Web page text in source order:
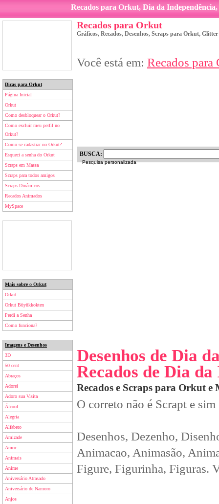
Recados para Orkut, Dia da Independência,
Dicas para Orkut
Página Inicial
Orkut
Como desbloquear o Orkut?
Como excluir meu perfil no
Orkut?
Como se cadastrar no Orkut?
Esqueci a senha do Orkut
Scraps em Massa
Scraps para todos amigos
Scraps Dinâmicos
Recados Animados
MySpace
Mais sobre o Orkut
Orkut
Orkut Büyükkokten
Perdi a Senha
Como funciona?
Imagens e Desenhos
3D
50 cent
Abraços
Adorei
Adoro sua Visita
Álcool
Alegria
Alfabeto
Amizade
Amor
Animais
Anime
Aniversário Atrasado
Aniversário de Namoro
Anjos
Recados para Orkut
Gráficos, Recados, Desenhos, Scraps para Orkut,
Você está em: Recados para
BUSCA:
Pesquisa personalizada
Desenhos de Dia
Recados de Dia
Recados e Scraps para Orkut e
O correto não é Scrapt e
Desenhos, Dezenho,
Animacao, Animasão,
Figure, Figurinha, Figuras.